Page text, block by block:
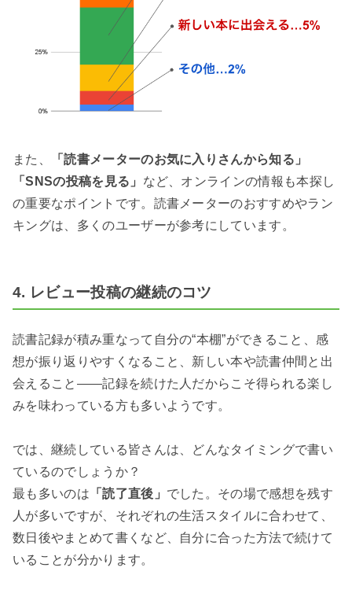
また、
「読書メーターのお気に入りさんから知る」
「SNSの投稿を見る」 など、オンラインの情報も本探し
の重要なポイントです。読書メーターのおすすめやラン
キングは、多くのユーザーが参考にしています。
4. レビュー投稿の継続のコツ
読書記録が積み重なって自分の“本棚”ができること、感
想が振り返りやすくなること、新しい本や読書仲間と出
会えること――記録を続けた人だからこそ得られる楽し
みを味わっている方も多いようです。
では、継続している皆さんは、どんなタイミングで書い
ているのでしょうか？
最も多いのは 「読了直後」 でした。その場で感想を残す
人が多いですが、それぞれの生活スタイルに合わせて、
数日後やまとめて書くなど、自分に合った方法で続けて
いることが分かります。